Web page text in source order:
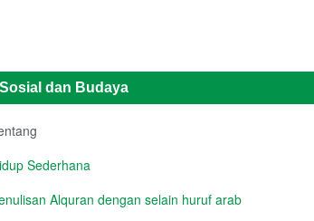
dan Budaya
Sederhana
Alquran dengan selain huruf arab